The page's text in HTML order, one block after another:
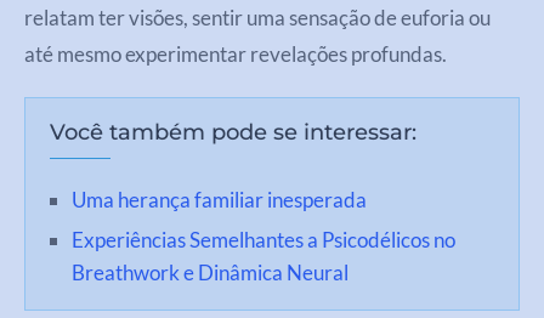
relatam ter visões, sentir uma sensação de euforia ou
até mesmo experimentar revelações profundas.
Você também pode se interessar:
Uma herança familiar inesperada
Experiências Semelhantes a Psicodélicos no
Breathwork e Dinâmica Neural